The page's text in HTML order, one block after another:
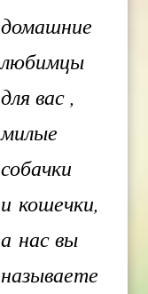
домашние
любимцы
для вас ,
милые
собачки
и кошечки,
а нас вы
называете